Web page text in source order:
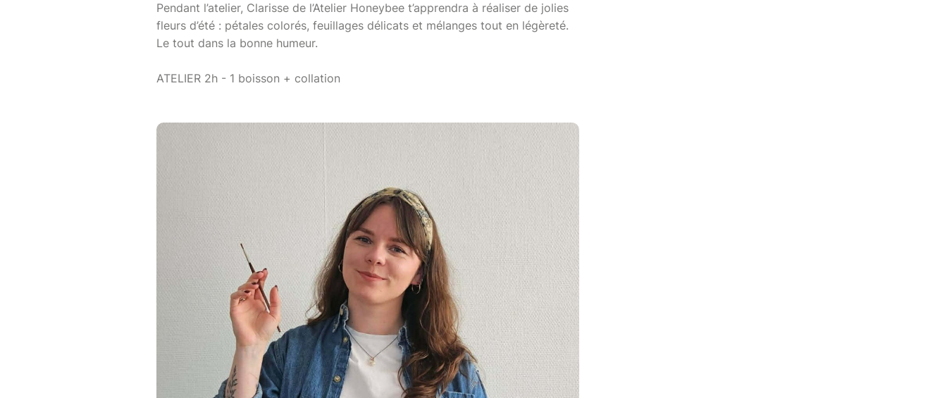
Pendant l’atelier, Clarisse de l’Atelier Honeybee t’apprendra à réaliser de jolies
fleurs d’été : pétales colorés, feuillages délicats et mélanges tout en légèreté.
Le tout dans la bonne humeur.
ATELIER 2h - 1 boisson + collation